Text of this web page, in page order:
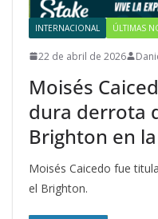
INTERNACIONAL ÚLTIMAS
22 de abril de 2026
Moisés
dura derrota
Brighton en
Moisés Caicedo fue
el Brighton.